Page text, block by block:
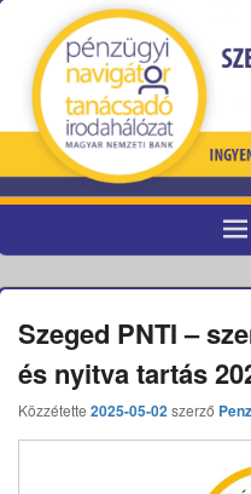
Pénzügyi
Szeged PNTI –
és nyitva tartás
Közzétette 2025-05-02szerző